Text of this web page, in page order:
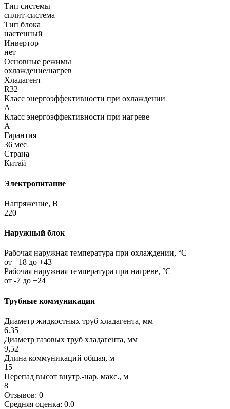
Тип системы
сплит-система
Тип блока
настенный
Инвертор
нет
Основные режимы
охлаждение/нагрев
Хладагент
R32
Класс энергоэффективности при охлаждении
A
Класс энергоэффективности при нагреве
A
Гарантия
36 мес
Страна
Китай
Электропитание
Напряжение, В
220
Наружный блок
Рабочая наружная температура при охлаждении, °C
от +18 до +43
Рабочая наружная температура при нагреве, °C
от -7 до +24
Трубные коммуникации
Диаметр жидкостных труб хладагента, мм
6.35
Диаметр газовых труб хладагента, мм
9,52
Длина коммуникаций общая, м
15
Перепад высот внутр.-нар. макс., м
8
Отзывов: 0
Средняя оценка: 0.0